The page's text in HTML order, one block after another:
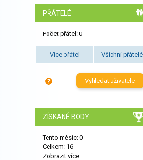
PŘÁTELÉ
Počet přátel: 0
Více přátel Všichni přátelé
Vyhledat uživatele
ZÍSKANÉ BODY
Tento měsíc: 0
Celkem: 16
Zobrazit více